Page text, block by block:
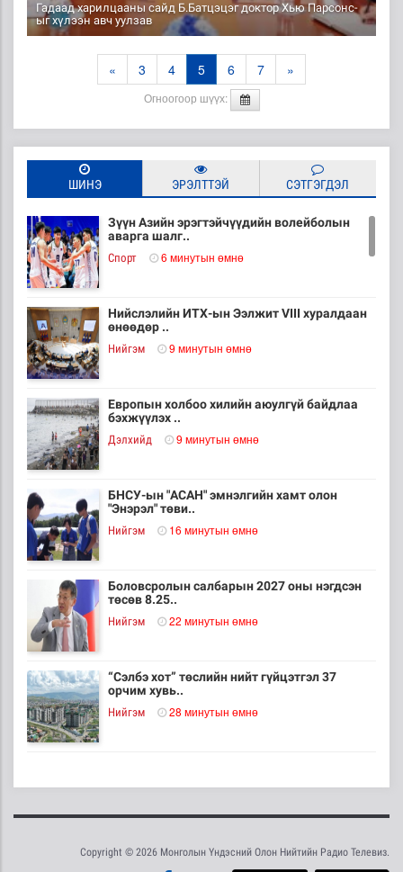
Гадаад харилцааны сайд Б.Батцэцэг доктор Хью Парсонс-
ыг хүлээн авч уулзав
« 3 4 5 6 7 »
Огноогоор шүүх:
ШИНЭ ЭРЭЛТТЭЙ СЭТГЭГДЭЛ
Зүүн Азийн эрэгтэйчүүдийн волейболын
аварга шалг..
Cпорт 6 минутын өмнө
Нийслэлийн ИТХ-ын Ээлжит VIII хуралдаан
өнөөдөр ..
Нийгэм 9 минутын өмнө
Европын холбоо хилийн аюулгүй байдлаа
бэхжүүлэх ..
Дэлхийд 9 минутын өмнө
БНСУ-ын "АСАН" эмнэлгийн хамт олон
"Энэрэл" төви..
Нийгэм 16 минутын өмнө
Боловсролын салбарын 2027 оны нэгдсэн
төсөв 8.25..
Нийгэм 22 минутын өмнө
“Сэлбэ хот” төслийн нийт гүйцэтгэл 37
орчим хувь..
Нийгэм 28 минутын өмнө
Өвөлжилтийн бэлтгэл ажлын хүрээнд
Copyright © 2026 Монголын Үндэсний Олон Нийтийн Радио Телевиз.